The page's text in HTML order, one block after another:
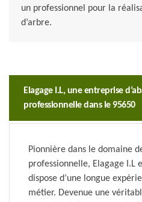
un professionnel pour la
d’arbre.
Elagage I.L, une entreprise
professionnelle dans le 95650
Pionnière dans le domaine
professionnelle, Elagage I.L
dispose d’une longue
métier. Devenue une